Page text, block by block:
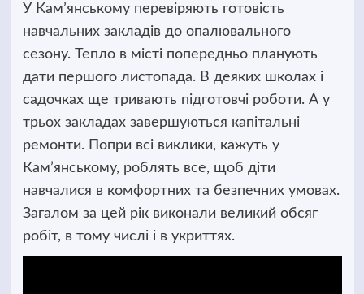
У Кам’янському перевіряють готовість
навчальних закладів до опалювального
сезону. Тепло в місті попередньо планують
дати першого листопада. В деяких школах і
садочках ще тривають підготовчі роботи. А у
трьох закладах завершуються капітальні
ремонти. Попри всі виклики, кажуть у
Кам’янському, роблять все, щоб діти
навчалися в комфортних та безпечних умовах.
Загалом за цей рік виконали великий обсяг
робіт, в тому числі і в укриттях.